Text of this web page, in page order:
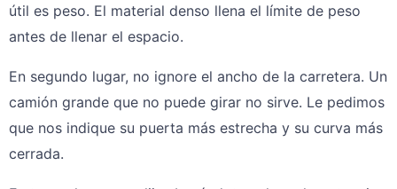
útil es peso. El material denso llena el límite de peso
antes de llenar el espacio.
En segundo lugar, no ignore el ancho de la carretera. Un
camión grande que no puede girar no sirve. Le pedimos
que nos indique su puerta más estrecha y su curva más
cerrada.